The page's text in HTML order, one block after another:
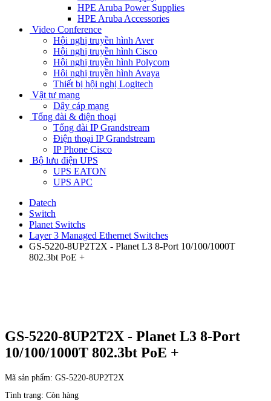
HPE Aruba Power Supplies
HPE Aruba Accessories
Video Conference
Hội nghị truyền hình Aver
Hội nghị truyền hình Cisco
Hội nghị truyền hình Polycom
Hội nghị truyền hình Avaya
Thiết bị hội nghị Logitech
Vật tư mạng
Dây cáp mạng
Tổng đài & điện thoại
Tổng đài IP Grandstream
Điện thoại IP Grandstream
IP Phone Cisco
Bộ lưu điện UPS
UPS EATON
UPS APC
Datech
Switch
Planet Switchs
Layer 3 Managed Ethernet Switches
GS-5220-8UP2T2X - Planet L3 8-Port 10/100/1000T
802.3bt PoE +
GS-5220-8UP2T2X - Planet L3 8-Port
10/100/1000T 802.3bt PoE +
Mã sản phẩm: GS-5220-8UP2T2X
Tình trạng: Còn hàng